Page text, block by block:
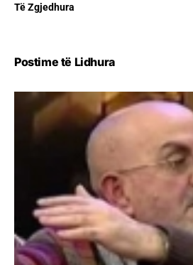
Të Zgjedhura
Postime të Lidhura